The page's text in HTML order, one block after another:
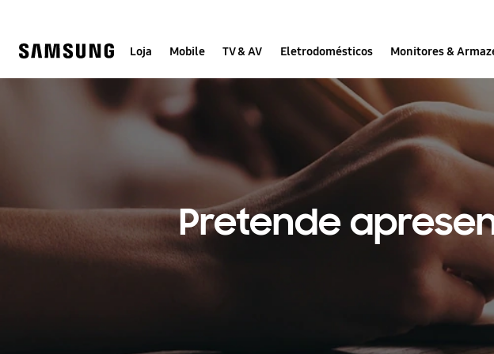
help
Loja Mobile TV & AV Eletrodomésticos Monitores &
Pretende